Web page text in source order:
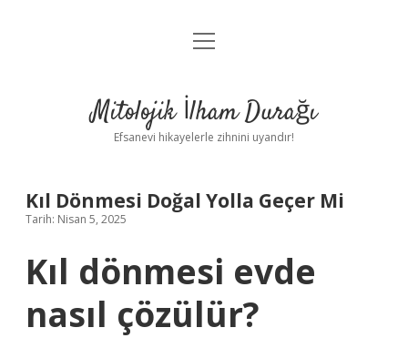
Anasayfa
Yasal Uyarı
menüyü
Mitolojik İlham Durağı
Efsanevi hikayelerle zihnini uyandır!
Kıl Dönmesi Doğal Yolla Geçer Mi
Tarih: Nisan 5, 2025
Kıl dönmesi evde
nasıl çözülür?